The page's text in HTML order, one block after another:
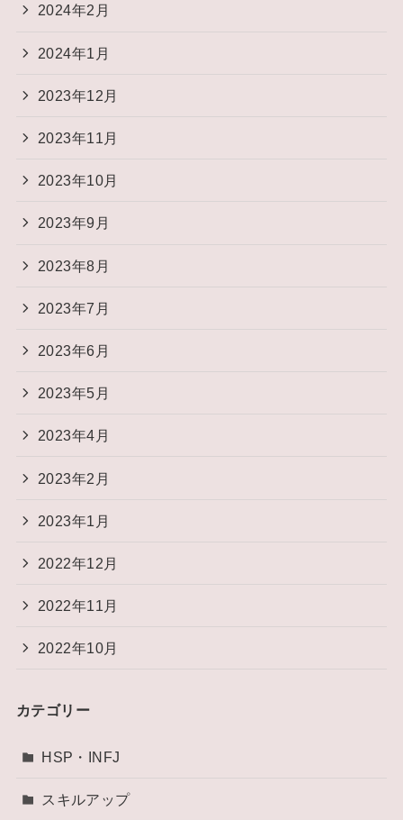
2024年2月
2024年1月
2023年12月
2023年11月
2023年10月
2023年9月
2023年8月
2023年7月
2023年6月
2023年5月
2023年4月
2023年2月
2023年1月
2022年12月
2022年11月
2022年10月
カテゴリー
HSP・INFJ
スキルアップ